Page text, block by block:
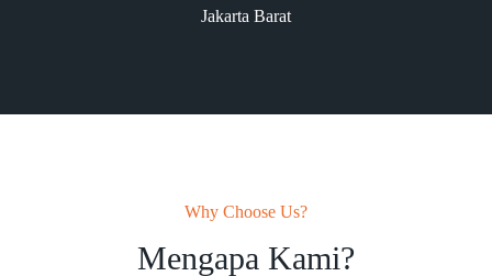
Jakarta Barat
Why Choose Us?
Mengapa Kami?